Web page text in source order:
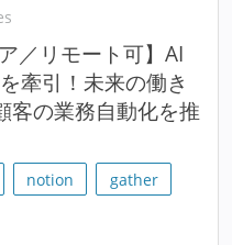
／リモート可】AI
牽引！未来の働き
客の業務自動化を推
notion
gather